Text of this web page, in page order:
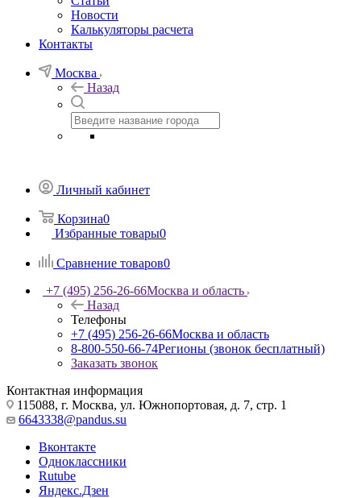
Новости
Калькуляторы расчета
Контакты
Москва
Назад
Личный кабинет
Корзина0
Избранные товары0
Сравнение товаров0
+7 (495) 256-26-66Москва и область
Назад
Телефоны
+7 (495) 256-26-66Москва и область
8-800-550-66-74Регионы (звонок бесплатный)
Заказать звонок
Контактная информация
115088, г. Москва, ул. Южнопортовая, д. 7, стр. 1
6643338@pandus.su
Вконтакте
Одноклассники
Rutube
Яндекс.Дзен